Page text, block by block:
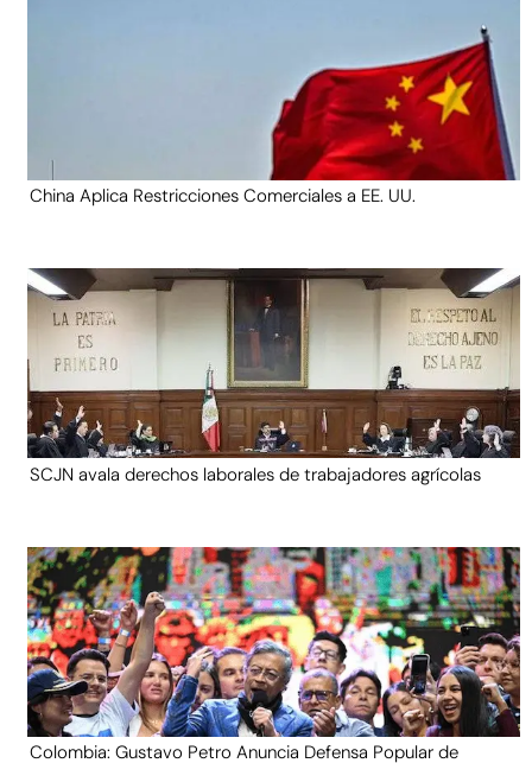
China Aplica Restricciones Comerciales a EE. UU.
SCJN avala derechos laborales de trabajadores agrícolas
Colombia: Gustavo Petro Anuncia Defensa Popular de